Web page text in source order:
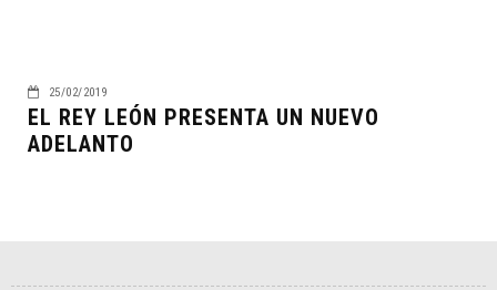
25/02/2019
EL REY LEÓN PRESENTA UN NUEVO
ADELANTO